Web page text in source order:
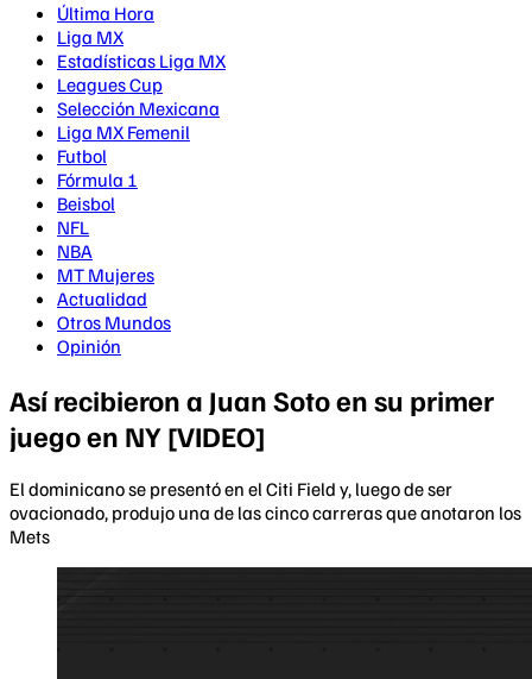
Última Hora
Liga MX
Estadísticas Liga MX
Leagues Cup
Selección Mexicana
Liga MX Femenil
Futbol
Fórmula 1
Beisbol
NFL
NBA
MT Mujeres
Actualidad
Otros Mundos
Opinión
Así recibieron a Juan Soto en su primer
juego en NY [VIDEO]
El dominicano se presentó en el Citi Field y, luego de ser
ovacionado, produjo una de las cinco carreras que anotaron los
Mets